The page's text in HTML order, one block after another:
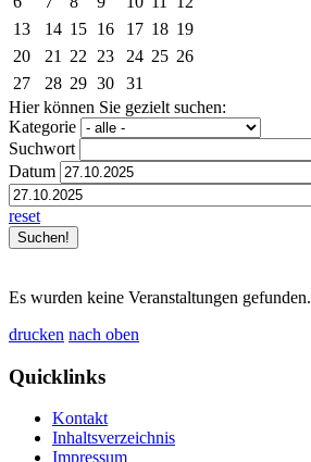
13
14 15 16 17 18 19
20
21 22 23 24 25 26
27
28 29 30
31
Hier können Sie gezielt suchen:
Kategorie
Suchwort
Datum
reset
Es wurden keine Veranstaltungen gefunden.
drucken nach oben
Quicklinks
Kontakt
Inhaltsverzeichnis
Impressum